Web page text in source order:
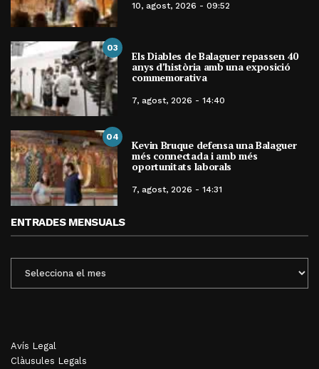
10, agost, 2026 - 09:52
03
Els Diables de Balaguer repassen 40
anys d’història amb una exposició
commemorativa
7, agost, 2026 - 14:40
04
Kevin Bruque defensa una Balaguer
més connectada i amb més
oportunitats laborals
7, agost, 2026 - 14:31
ENTRADES MENSUALS
MENSUALS
Avís Legal
Clàusules Legals